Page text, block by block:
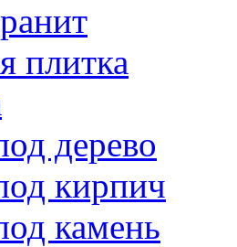
плитка
дерево
кирпич
камень